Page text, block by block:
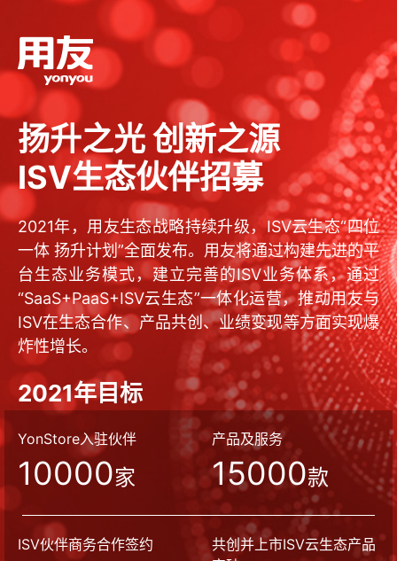
扬升之光 创新之源
ISV生态伙伴招募
2021年，用友生态战略持续升级，ISV云生态“四位
一体 扬升计划”全面发布。用友将通过构建先进的平
台生态业务模式，建立完善的ISV业务体系，通过
“SaaS+PaaS+ISV云生态”一体化运营，推动用友与
ISV在生态合作、产品共创、业绩变现等方面实现爆
炸性增长。
2021年目标
YonStore入驻伙伴
10000家
产品及服务
15000款
ISV伙伴商务合作签约
共创并上市ISV云生态产品